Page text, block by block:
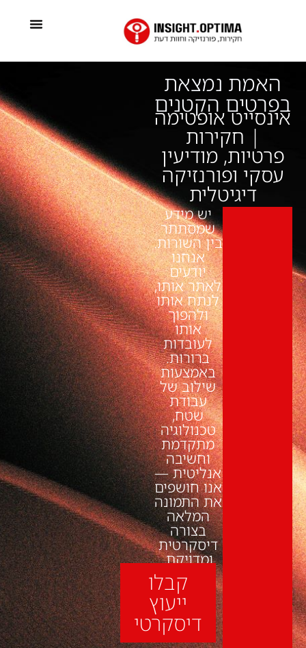
האמת נמצאת
בפרטים הקטנים
אינסייט אופטימה
| חקירות
פרטיות, מודיעין
עסקי ופורנזיקה
דיגיטלית
יש מידע
שמסתתר
בין השורות.
אנחנו
יודעים
לאתר אותו,
לנתח אותו
ולהפוך
אותו
לעובדות
ברורות.
באמצעות
שילוב של
עבודת
שטח,
טכנולוגיה
מתקדמת
וחשיבה
אנליטית —
אנו חושפים
את התמונה
המלאה
בצורה
דיסקרטית
ומדויקת.
קבלו
ייעוץ
דיסקרטי